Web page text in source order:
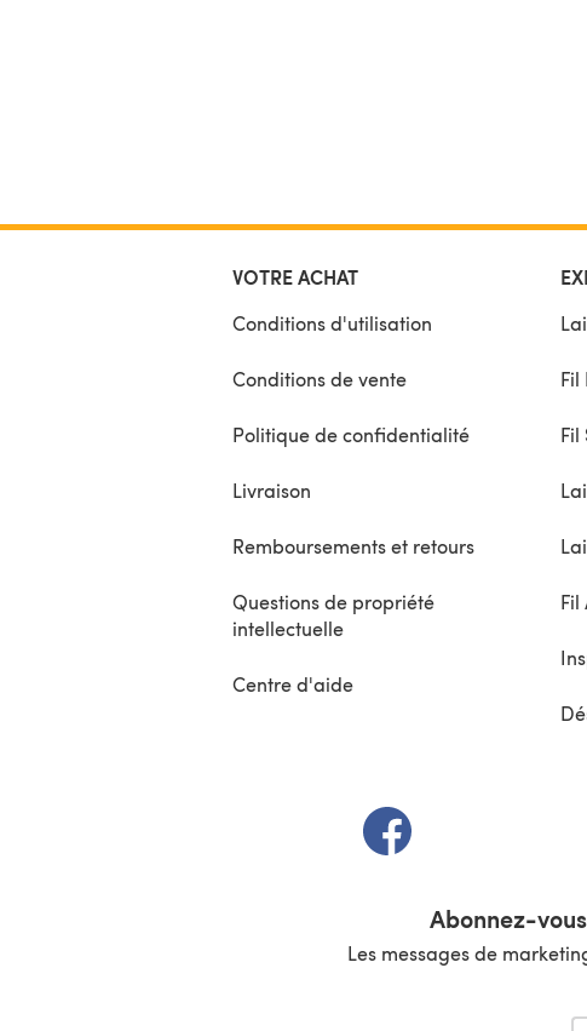
VOTRE ACHAT
Conditions d'utilisation
Conditions de vente
Politique de confidentialité
Livraison
Remboursements et retours
Questions de propriété
intellectuelle
Centre d'aide
Fil
Fil
Fil
(s'ouvre dans un
Abonnez-
Les messages de